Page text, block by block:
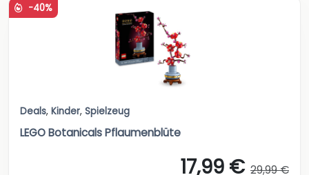
-40%
Deals, Kinder, Spielzeug
LEGO Botanicals Pflaumenblüte
17,99 € 29,99 €